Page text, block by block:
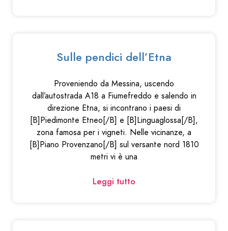
Sulle pendici dell’Etna
Proveniendo da Messina, uscendo
dall’autostrada A18 a Fiumefreddo e salendo in
direzione Etna, si incontrano i paesi di
[B]Piedimonte Etneo[/B] e [B]Linguaglossa[/B],
zona famosa per i vigneti. Nelle vicinanze, a
[B]Piano Provenzano[/B] sul versante nord 1810
metri vi è una
Leggi tutto